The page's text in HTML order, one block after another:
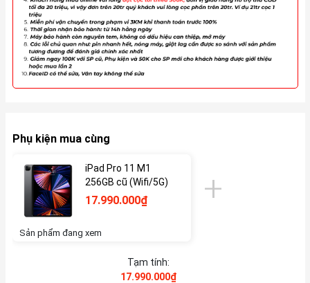
Phụ kiện mua cùng
iPad Pro 11 M1
256GB cũ (Wifi/5G)
17.990.000₫
Sản phẩm đang xem
Tạm tính:
17.990.000₫